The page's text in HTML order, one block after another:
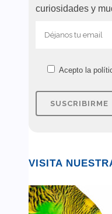
curiosidades y
Acepto la
VISITA